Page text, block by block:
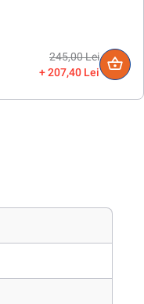
245,00 Lei
207,40 Lei